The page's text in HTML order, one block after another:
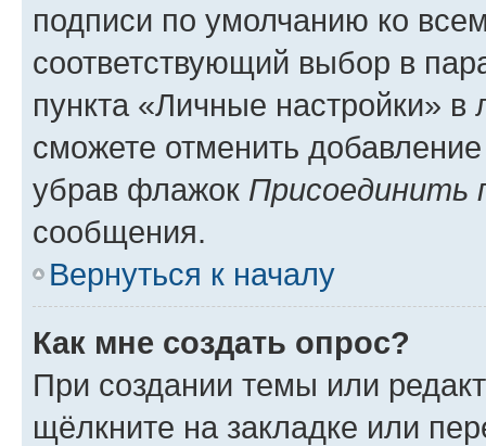
подписи по умолчанию ко
соответствующий выбор в
пункта «Личные настройки»
сможете отменить
убрав флажок Присоединить
сообщения.
Вернуться к началу
Как мне создать опрос?
При создании темы или
щёлкните на закладке или